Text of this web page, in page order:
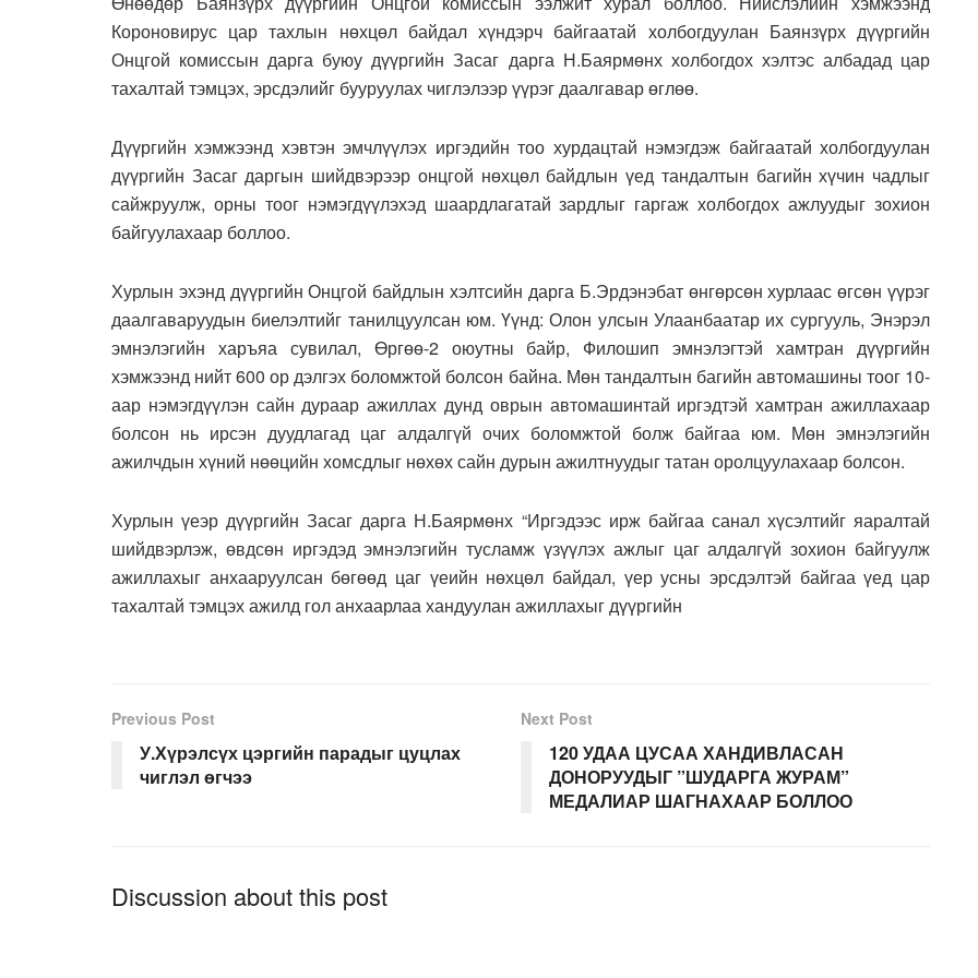
Короновирус цар тахлын нөхцөл байдал хүндэрч байгаатай холбогдуулан Баянзүрх дүүргийн
Онцгой комиссын дарга буюу дүүргийн Засаг дарга Н.Баярмөнх холбогдох хэлтэс албадад цар
тахалтай тэмцэх, эрсдэлийг бууруулах чиглэлээр үүрэг даалгавар өглөө.
Дүүргийн хэмжээнд хэвтэн эмчлүүлэх иргэдийн тоо хурдацтай нэмэгдэж байгаатай холбогдуулан
дүүргийн Засаг даргын шийдвэрээр онцгой нөхцөл байдлын үед тандалтын багийн хүчин чадлыг
сайжруулж, орны тоог нэмэгдүүлэхэд шаардлагатай зардлыг гаргаж холбогдох ажлуудыг зохион
байгуулахаар боллоо.
Хурлын эхэнд дүүргийн Онцгой байдлын хэлтсийн дарга Б.Эрдэнэбат өнгөрсөн хурлаас өгсөн үүрэг
даалгаваруудын биелэлтийг танилцуулсан юм. Үүнд: Олон улсын Улаанбаатар их сургууль, Энэрэл
эмнэлэгийн харъяа сувилал, Өргөө-2 оюутны байр, Филошип эмнэлэгтэй хамтран дүүргийн
хэмжээнд нийт 600 ор дэлгэх боломжтой болсон байна. Мөн тандалтын багийн автомашины тоог 10-
аар нэмэгдүүлэн сайн дураар ажиллах дунд оврын автомашинтай иргэдтэй хамтран ажиллахаар
болсон нь ирсэн дуудлагад цаг алдалгүй очих боломжтой болж байгаа юм. Мөн эмнэлэгийн
ажилчдын хүний нөөцийн хомсдлыг нөхөх сайн дурын ажилтнуудыг татан оролцуулахаар болсон.
Хурлын үеэр дүүргийн Засаг дарга Н.Баярмөнх “Иргэдээс ирж байгаа санал хүсэлтийг яаралтай
шийдвэрлэж, өвдсөн иргэдэд эмнэлэгийн тусламж үзүүлэх ажлыг цаг алдалгүй зохион байгуулж
ажиллахыг анхааруулсан бөгөөд цаг үеийн нөхцөл байдал, үер усны эрсдэлтэй байгаа үед цар
тахалтай тэмцэх ажилд гол анхаарлаа хандуулан ажиллахыг дүүргийн
Previous Post
У.Хүрэлсүх цэргийн парадыг цуцлах
чиглэл өгчээ
Next Post
120 УДАА ЦУСАА ХАНДИВЛАСАН
ДОНОРУУДЫГ ”ШУДАРГА ЖУРАМ”
МЕДАЛИАР ШАГНАХААР БОЛЛОО
Discussion about this post